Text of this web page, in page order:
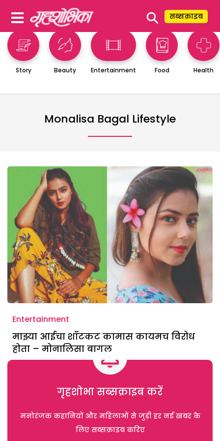
⚲ सब्सक्राइब
Story Beauty Entertainment Food Health
Monalisa Bagal Lifestyle
Entertainment
माझ्या आईचा शॉटकट कामास कायमच विरोध
होता – मोनालिसा बागल
गृहशोभा सब्सक्राइब करें
मनोरंजक कहानियों और महिलाओं से जुड़ी हर नई खबर के
लिए सब्सक्राइब करिए